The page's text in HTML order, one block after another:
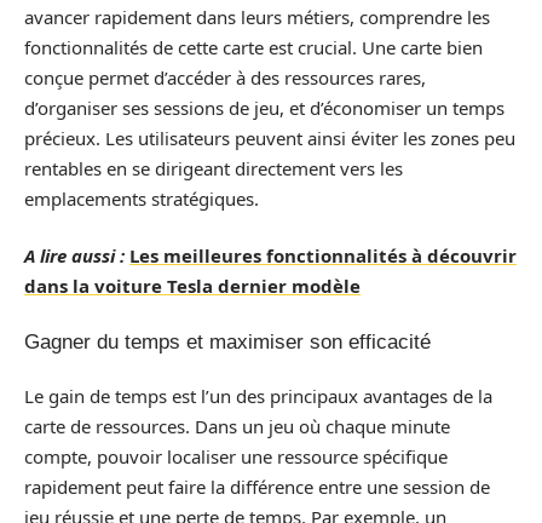
avancer rapidement dans leurs métiers, comprendre les
fonctionnalités de cette carte est crucial. Une carte bien
conçue permet d’accéder à des ressources rares,
d’organiser ses sessions de jeu, et d’économiser un temps
précieux. Les utilisateurs peuvent ainsi éviter les zones peu
rentables en se dirigeant directement vers les
emplacements stratégiques.
A lire aussi : Les meilleures fonctionnalités à découvrir
dans la voiture Tesla dernier modèle
Gagner du temps et maximiser son efficacité
Le gain de temps est l’un des principaux avantages de la
carte de ressources. Dans un jeu où chaque minute
compte, pouvoir localiser une ressource spécifique
rapidement peut faire la différence entre une session de
jeu réussie et une perte de temps. Par exemple, un